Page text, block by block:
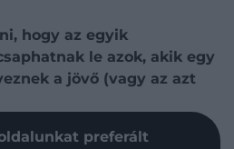
hogy az egyik
le azok, akik egy
a jövő (vagy az azt
preferált